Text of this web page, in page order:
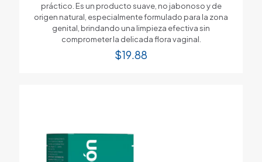
práctico. Es un producto suave, no jabonoso y de
origen natural, especialmente formulado para la zona
genital, brindando una limpieza efectiva sin
comprometer la delicada flora vaginal.
$19.88